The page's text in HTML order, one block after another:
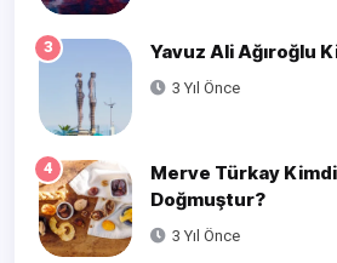
3 Yavuz Ali Ağıroğlu
3 Yıl Önce
4
Merve Türkay
Doğmuştur?
3 Yıl Önce